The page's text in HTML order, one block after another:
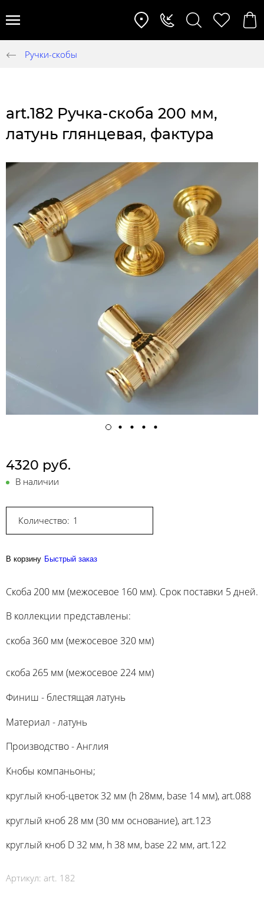
Ручки-скобы
art.182 Ручка-скоба 200 мм,
латунь глянцевая, фактура
4320 руб.
В наличии
Количество:
В корзину Быстрый заказ
Скоба 200 мм (межосевое 160 мм). Срок поставки 5 дней.
В коллекции представлены:
скоба 360 мм (межосевое 320 мм)
скоба 265 мм (межосевое 224 мм)
Финиш - блестящая латунь
Материал - латунь
Производство - Англия
Кнобы компаньоны;
круглый кноб-цветок 32 мм (h 28мм, base 14 мм), art.088
круглый кноб 28 мм (30 мм основание), art.123
круглый кноб D 32 мм, h 38 мм, base 22 мм, art.122
Артикул: art. 182